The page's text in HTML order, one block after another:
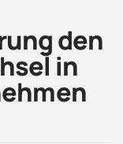
den
in